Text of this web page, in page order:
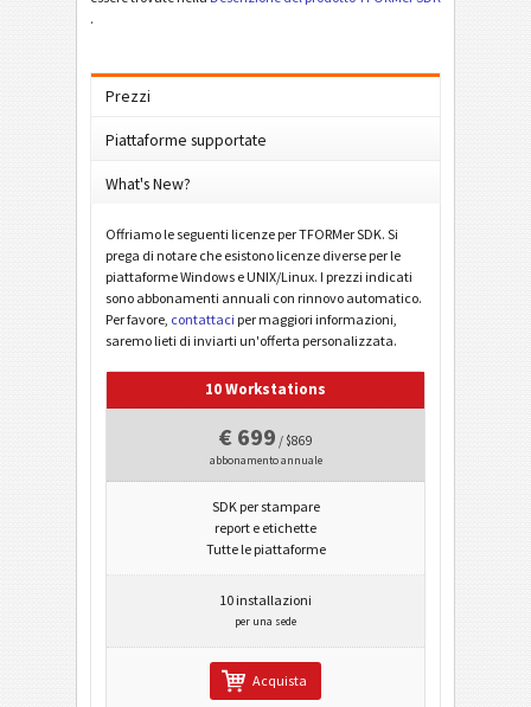
.
Prezzi
Piattaforme supportate
What's New?
Offriamo le seguenti licenze per TFORMer SDK. Si
prega di notare che esistono licenze diverse per le
piattaforme Windows e UNIX/Linux. I prezzi indicati
sono abbonamenti annuali con rinnovo automatico.
Per favore, contattaci per maggiori informazioni,
saremo lieti di inviarti un'offerta personalizzata.
10 Workstations
€ 699 / $869
abbonamento annuale
SDK per stampare
report e etichette
Tutte le piattaforme
10 installazioni
per una sede
Acquista